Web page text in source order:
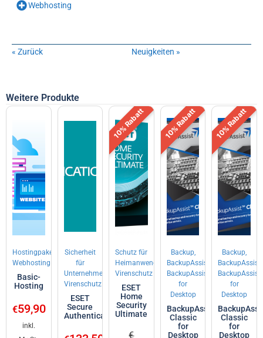
Webhosting
« Zurück Neuigkeiten »
Weitere Produkte
Hostingpakete,
Webhosting
Basic-
Hosting
€59,90
inkl.
Sicherheit
für
Unternehmen,
Virenschutz
ESET
Secure
Authentication
Schutz für
Heimanwender,
Virenschutz
ESET
Home
Security
Ultimate
€
10% Rabatt
Backup,
BackupAssist,
BackupAssist
for
Desktop
BackupAssist
Classic
for
Desktop
10% Rabatt
Backup,
BackupAssist,
BackupAssist
for
Desktop
Classic
for
Desktop
10% Rabatt